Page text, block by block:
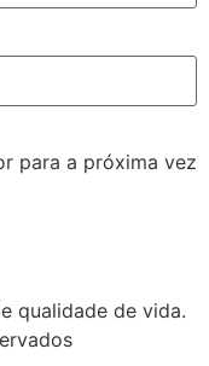
para a próxima vez
qualidade de vida.